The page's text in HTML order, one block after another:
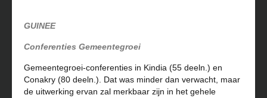
GUINEE
Conferenties Gemeentegroei
Gemeentegroei-conferenties in Kindia (55 deeln.) en
Conakry (80 deeln.). Dat was minder dan verwacht, maar
de uitwerking ervan zal merkbaar zijn in het gehele